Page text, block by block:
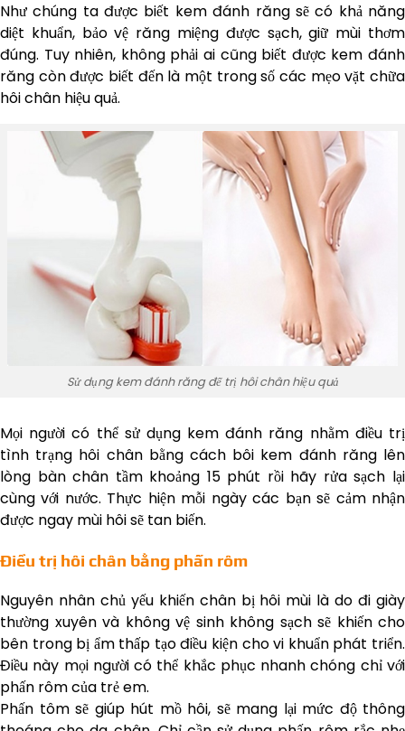
Như chúng ta được biết kem đánh răng sẽ có khả năng
diệt khuẩn, bảo vệ răng miệng được sạch, giữ mùi thơm
đúng. Tuy nhiên, không phải ai cũng biết được kem đánh
răng còn được biết đến là một trong số các mẹo vặt chữa
hôi chân hiệu quả.
Sử dụng kem đánh răng để trị hôi chân hiệu quả
Mọi người có thể sử dụng kem đánh răng nhằm điều trị
tình trạng hôi chân bằng cách bôi kem đánh răng lên
lòng bàn chân tầm khoảng 15 phút rồi hãy rửa sạch lại
cùng với nước. Thực hiện mỗi ngày các bạn sẽ cảm nhận
được ngay mùi hôi sẽ tan biến.
Điều trị hôi chân bằng phấn rôm
Nguyên nhân chủ yếu khiến chân bị hôi mùi là do đi giày
thường xuyên và không vệ sinh không sạch sẽ khiến cho
bên trong bị ẩm thấp tạo điều kiện cho vi khuẩn phát triển.
Điều này mọi người có thể khắc phục nhanh chóng chỉ với
phấn rôm của trẻ em.
Phấn tôm sẽ giúp hút mồ hôi, sẽ mang lại mức độ thông